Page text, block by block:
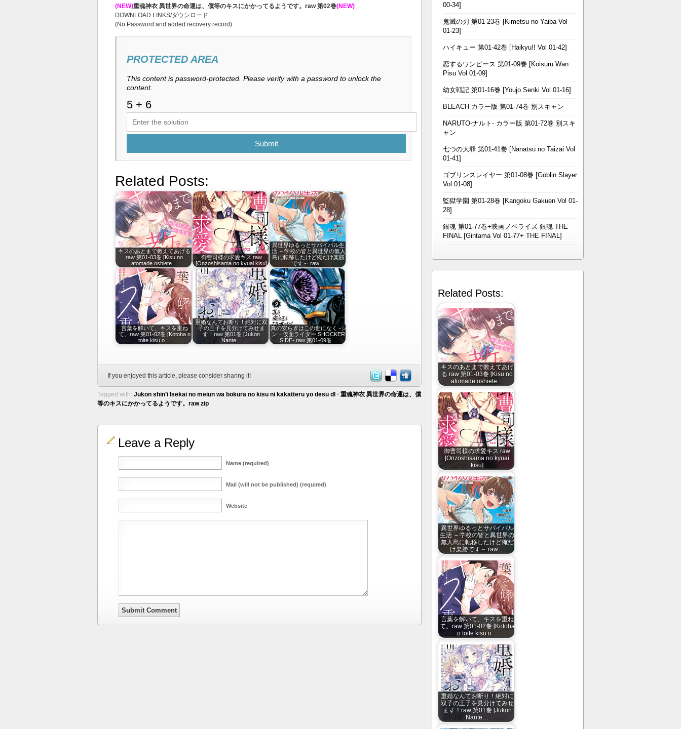
(NEW)重魂神衣 異世界の命運は、僕等のキスにかかってるようです。raw 第02巻(NEW)
DOWNLOAD LINKS/ダウンロード:
(No Password and added recovery record)
PROTECTED AREA
This content is password-protected. Please verify with a password to unlock the
content.
Submit
Related Posts:
キスのあとまで教えてあげる
raw 第01-03巻 [Kisu no
atomade oshiete…
御曹司様の求愛キス raw
[Onzoshisama no kyuai kisu]
異世界ゆるっとサバイバル生
活 ～学校の皆と異世界の無人
島に転移したけど俺だけ楽勝
です～ raw…
言葉を解いて、キスを重ね
て。raw 第01-02巻 [Kotoba o
toite kisu o…
重婚なんてお断り！絶対に双
子の王子を見分けてみせま
す！raw 第01巻 [Jukon
Nante…
真の安らぎはこの世になく -シ
ン・仮面ライダー SHOCKER
SIDE- raw 第01-09巻…
If you enjoyed this article, please consider sharing it!
Tagged with: Jukon shin’i Isekai no meiun wa bokura no kisu ni kakatteru yo desu dl • 重魂神衣 異世界の命運は、僕
等のキスにかかってるようです。raw zip
Leave a Reply
Name (required)
Mail (will not be published) (required)
Website
00-34]
鬼滅の刃 第01-23巻 [Kimetsu no Yaiba Vol
01-23]
ハイキュー 第01-42巻 [Haikyu!! Vol 01-42]
恋するワンピース 第01-09巻 [Koisuru Wan
Pisu Vol 01-09]
幼女戦記 第01-16巻 [Youjo Senki Vol 01-16]
BLEACH カラー版 第01-74巻 別スキャン
NARUTO-ナルト- カラー版 第01-72巻 別スキ
ャン
七つの大罪 第01-41巻 [Nanatsu no Taizai Vol
01-41]
ゴブリンスレイヤー 第01-08巻 [Goblin Slayer
Vol 01-08]
監獄学園 第01-28巻 [Kangoku Gakuen Vol 01-
28]
銀魂 第01-77巻+映画ノベライズ 銀魂 THE
FINAL [Gintama Vol 01-77+ THE FINAL]
Related Posts:
キスのあとまで教えてあげ
る raw 第01-03巻 [Kisu no
atomade oshiete…
御曹司様の求愛キス raw
[Onzoshisama no kyuai
kisu]
異世界ゆるっとサバイバル
生活 ～学校の皆と異世界の
無人島に転移したけど俺だ
け楽勝です～ raw…
言葉を解いて、キスを重ね
て。raw 第01-02巻 [Kotoba
o toite kisu o…
重婚なんてお断り！絶対に
双子の王子を見分けてみせ
ます！raw 第01巻 [Jukon
Nante…